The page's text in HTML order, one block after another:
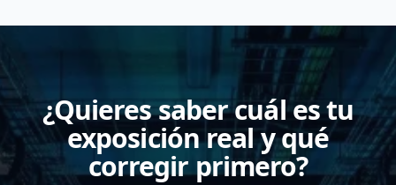
¿Quieres saber cuál es tu
exposición real y qué
corregir primero?